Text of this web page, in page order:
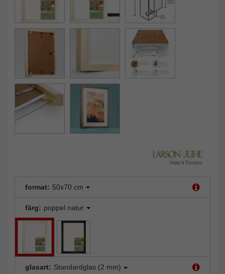
format: 50x70 cm
färg: poppel natur
glasart: Standardglas (2 mm)